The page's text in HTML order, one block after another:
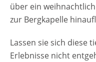
über ein
zur Bergkapelle
Lassen sie sich diese
Erlebnisse nicht